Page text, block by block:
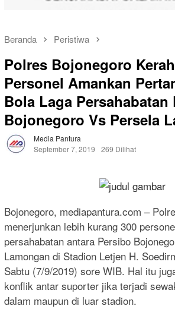
Beranda Peristiwa
Polres Bojonegoro
Personel Amankan
Bola Laga Persahabatan
Bojonegoro Vs Persela
Media Pantura
September 7, 2019
269 Dilihat
Bojonegoro, mediapantura.com –
menerjunkan lebih kurang 300
persahabatan antara Persibo
Lamongan di Stadion Letjen H.
Sabtu (7/9/2019) sore WIB. Hal itu
konflik antar suporter jika terjadi
dalam maupun di luar stadion.